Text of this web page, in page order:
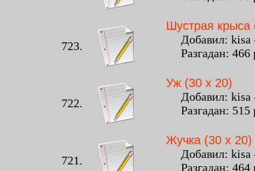
723.
Шустрая крыса
Добавил: kisa
Разгадан:
722.
Уж (30 x 20)
Добавил: kisa
Разгадан:
721.
Жучка (30 x 20)
Добавил: kisa
Разгадан: